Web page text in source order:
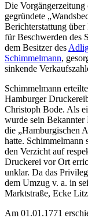
Die Vorgängerzeitung
gegründete
Berichterstattung
für Beschwerden des
dem Besitzer des
Schimmelmann,
sinkende
Schimmelmann
Hamburger
Christoph Bode. Als
wurde sein Bekannter
die „Hamburgischen
hatte. Schimmelmann
den Verzicht auf
Druckerei vor Ort
unklar. Da das
dem Umzug v. a. in
Marktstraße, Ecke
Am 01.01.1771